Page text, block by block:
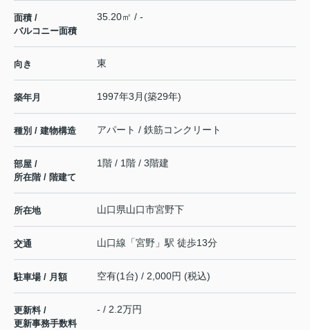
面積 /
バルコニー面積
35.20㎡ / -
向き 東
築年月 1997年3月(築29年)
種別 / 建物構造 アパート / 鉄筋コンクリート
部屋 /
所在階 / 階建て
1階 / 1階 / 3階建
所在地 山口県山口市宮野下
交通 山口線 「宮野 」駅 徒歩13分
駐車場 / 月額 空有(1台) / 2,000円 (税込)
更新料 /
更新事務手数料
- / 2.2万円